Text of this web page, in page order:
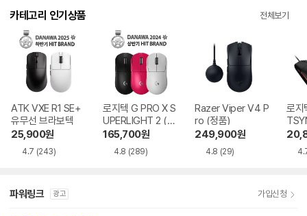
카테고리 인기상품 전체보기
ATK VXE R1 SE+
유무선 브라보텍
25,900원
4.7 (243)
로지텍 G PRO X S
UPERLIGHT 2 (정
품)
165,700원
4.8 (289)
Razer Viper V4 P
ro (정품)
249,900원
4.8 (29)
로지
파워링크 광고 가입신청